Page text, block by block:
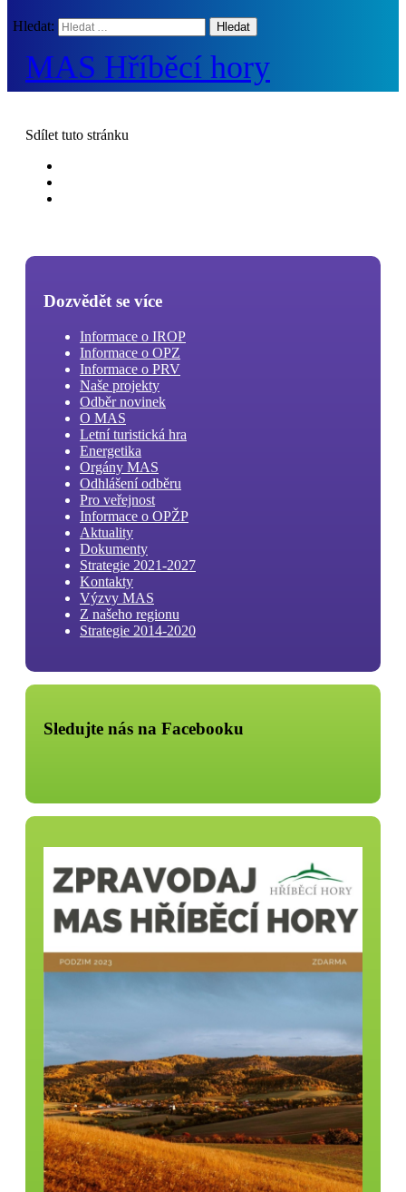
Hledat:
MAS Hříběcí hory
Sdílet tuto stránku
Dozvědět se více
Informace o IROP
Informace o OPZ
Informace o PRV
Naše projekty
Odběr novinek
O MAS
Letní turistická hra
Energetika
Orgány MAS
Odhlášení odběru
Pro veřejnost
Informace o OPŽP
Aktuality
Dokumenty
Strategie 2021-2027
Kontakty
Výzvy MAS
Z našeho regionu
Strategie 2014-2020
Sledujte nás na Facebooku